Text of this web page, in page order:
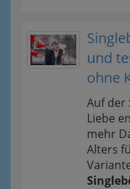
und
ohne
Auf der
Liebe
mehr
Alters